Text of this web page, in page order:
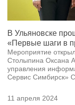
В Ульяновске
«Первые шаги в
Мероприятие
Столыпина Оксана
управления
Сервис Симбирск»
11 апреля 2024